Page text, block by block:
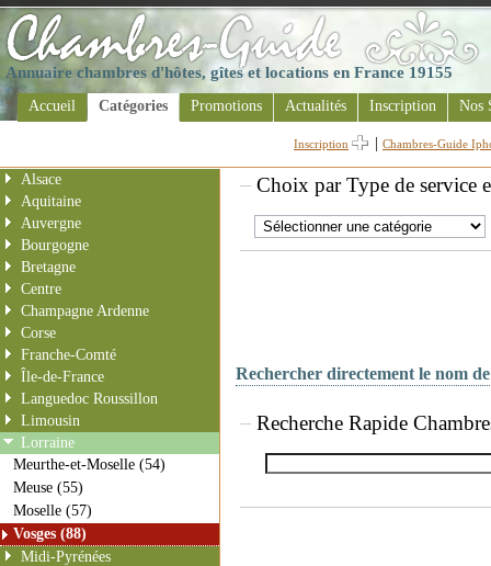
Annuaire chambres d'hôtes, gîtes et locations en France 19155
Accueil Catégories Promotions Actualités Inscription Nos
Inscription Chambres-Guide
Choix par Type de service
Rechercher directement le nom
Recherche Rapide
Alsace
Aquitaine
Auvergne
Bourgogne
Bretagne
Centre
Champagne Ardenne
Corse
Franche-Comté
Île-de-France
Languedoc Roussillon
Limousin
Lorraine
Meurthe-et-Moselle (54)
Meuse (55)
Moselle (57)
Vosges (88)
Midi-Pyrénées